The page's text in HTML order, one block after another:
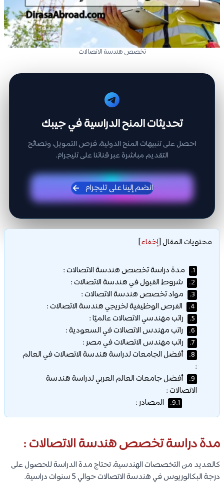
تخصص هندسة الاتصالات
تحديثات المنح الدراسية في جيبك
احصل على تنبيهات المنح الدولية، فرص التمويل، ونصائح
التقديم مباشرة عبر قناتنا على تليجرام.
انضم إلينا على تليجرام
محتويات المقال[إخفاء]
1. مدة دراسة تخصص هندسة الاتصالات :
2. شروط القبول في هندسة الاتصالات :
3. مواد تخصص هندسة الاتصالات :
4. الفرص الوظيفية لخريجي هندسة الاتصالات :
5. راتب مهندسي الاتصالات عالميًا :
6. راتب مهندس الاتصالات في السعودية :
7. راتب مهندس الاتصالات في مصر :
8.
أفضل الجامعات لدراسة هندسة الاتصالات في العالم
:
9.
أفضل جامعات العالم العربي لدراسة هندسة
الاتصالات :
9.1. المصادر :
مدة دراسة تخصص هندسة الاتصالات :
كالعديد من التخصصات الهندسية، تحتاج مدة الدراسة للحصول على
درجة البكالوريوس في هندسة الاتصالات حوالي 5 سنوات دراسية.